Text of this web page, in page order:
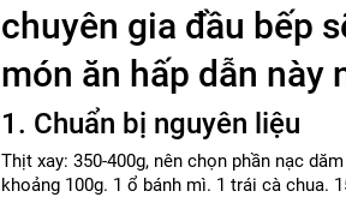
chuyên gia đầu bếp
món ăn hấp dẫn này
1. Chuẩn bị nguyên liệu
Thịt xay: 350-400g, nên chọn phần nạc
khoảng 100g. 1 ổ bánh mì. 1 trái cà chua.